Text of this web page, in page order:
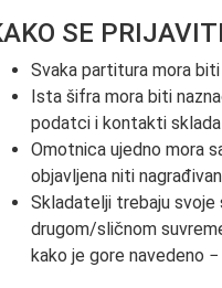
SE
Svaka partitura mora
Ista šifra mora biti
podatci i kontakti
Omotnica ujedno mora
objavljena niti
Skladatelji trebaju svoje
drugom/sličnom
kako je gore navedeno −